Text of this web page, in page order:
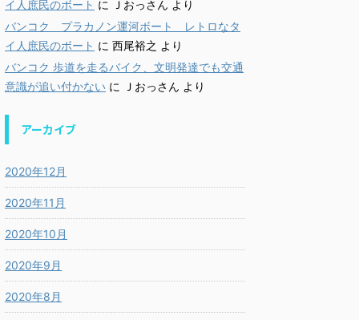
イ人庶民のボート に Ｊおっさん より
バンコク プラカノン運河ボート レトロなタ
イ人庶民のボート に 西尾裕之 より
バンコク 歩道を走るバイク、文明発達でも交通
意識が追い付かない に Ｊおっさん より
アーカイブ
2020年12月
2020年11月
2020年10月
2020年9月
2020年8月